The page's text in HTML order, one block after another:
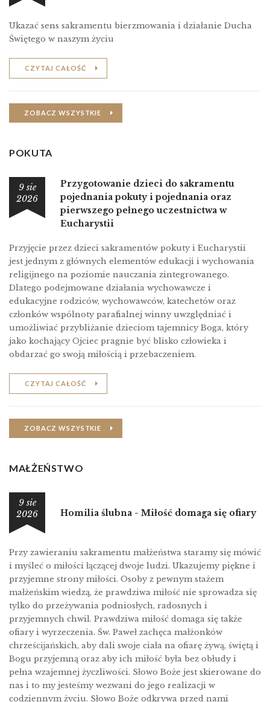
Ukazać sens sakramentu bierzmowania i działanie Ducha
Świętego w naszym życiu
CZYTAJ CAŁOŚĆ
ZOBACZ WSZYSTKIE
POKUTA
9 sie
2026
Przygotowanie dzieci do sakramentu
pojednania pokuty i pojednania oraz
pierwszego pełnego uczestnictwa w
Eucharystii
Przyjęcie przez dzieci sakramentów pokuty i Eucharystii
jest jednym z głównych elementów edukacji i wychowania
religĳnego na poziomie nauczania zintegrowanego.
Dlatego podejmowane działania wychowawcze i
edukacyjne rodziców, wychowawców, katechetów oraz
członków wspólnoty parafialnej winny uwzględniać i
umożliwiać przybliżanie dzieciom tajemnicy Boga, który
jako kochający Ojciec pragnie być blisko człowieka i
obdarzać go swoją miłością i przebaczeniem.
CZYTAJ CAŁOŚĆ
ZOBACZ WSZYSTKIE
MAŁŻEŃSTWO
9 sie
2026
Homilia ślubna - Miłość domaga się ofiary
Przy zawieraniu sakramentu małżeństwa staramy się mówić
i myśleć o miłości łączącej dwoje ludzi. Ukazujemy piękne i
przyjemne strony miłości. Osoby z pewnym stażem
małżeńskim wiedzą, że prawdziwa miłość nie sprowadza się
tylko do przeżywania podniosłych, radosnych i
przyjemnych chwil. Prawdziwa miłość domaga się także
ofiary i wyrzeczenia. Św. Paweł zachęca małżonków
chrześcĳańskich, aby dali swoje ciała na ofiarę żywą, świętą i
Bogu przyjemną oraz aby ich miłość była bez obłudy i
pełna wzajemnej życzliwości. Słowo Boże jest skierowane do
nas i to my jesteśmy wezwani do jego realizacji w
codziennym życiu. Słowo Boże odkrywa przed nami